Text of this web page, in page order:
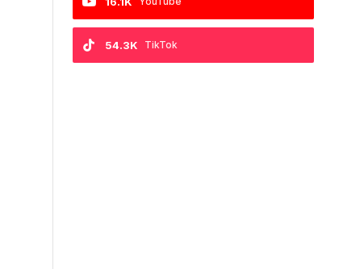
TikTok
54.3K